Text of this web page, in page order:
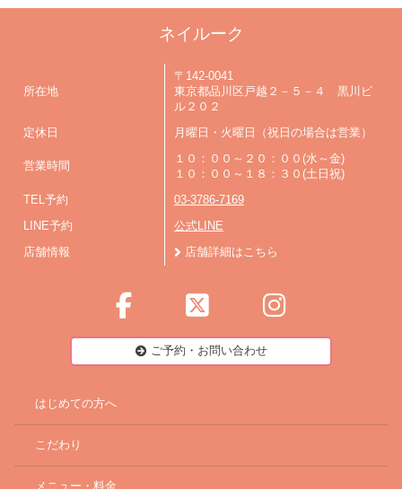
ネイルーク
所在地
〒142-0041
東京都品川区戸越２－５－４ 黒川ビ
ル２０２
定休日 月曜日・火曜日（祝日の場合は営業）
営業時間
１０：００～２０：００(水～金)
１０：００～１８：３０(土日祝)
TEL予約 03-3786-7169
LINE予約 公式LINE
店舗情報 店舗詳細はこちら
ご予約・お問い合わせ
はじめての方へ
こだわり